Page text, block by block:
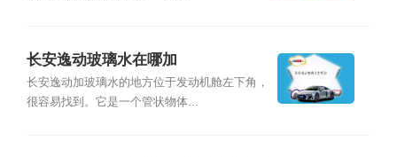
长安逸动玻璃水在哪加
长安逸动加玻璃水的地方位于发动机舱左下角，
很容易找到。它是一个管状物体...